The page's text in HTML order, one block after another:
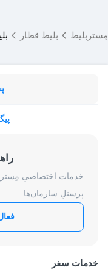
مِستربلیط بلیط قطار
خدمات اختصاصیِ
پرسنلِ سازمان‌ها
خدمات سفر